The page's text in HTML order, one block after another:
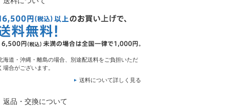
海道・沖縄・離島の場合、別途配送料をご負担いただ
場合がございます。
送料について詳しく見る
返品・交換について